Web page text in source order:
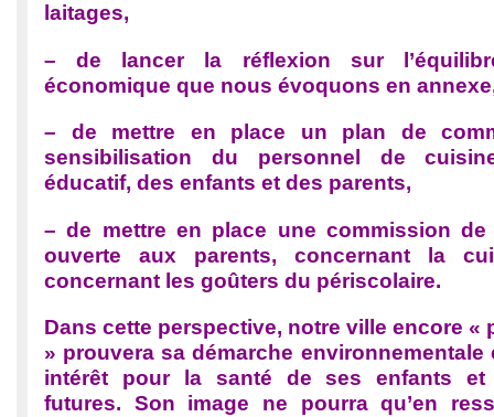
laitages,
– de lancer la réflexion sur
économique que nous évoquons en
– de mettre en place un plan de
sensibilisation du personnel de
éducatif, des enfants et des parents,
– de mettre en place une commission
ouverte aux parents, concernant la
concernant les goûters du périscolaire.
Dans cette perspective, notre ville encore «
» prouvera sa démarche environnementale
intérêt pour la santé de ses enfants et
futures. Son image ne pourra qu’en